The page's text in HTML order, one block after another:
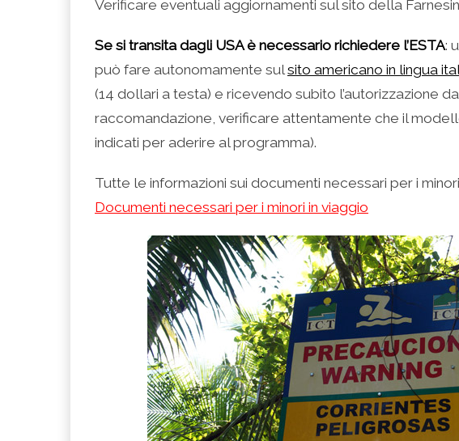
Verificare eventuali aggiornamenti sul sito della
Se si transita dagli USA è necessario richiedere l’ESTA:
può fare autonomamente sul sito americano in lingua
(14 dollari a testa) e ricevendo subito l’autorizzazione
raccomandazione, verificare attentamente che il
indicati per aderire al programma).
Tutte le informazioni sui documenti necessari per i
Documenti necessari per i minori in viaggio